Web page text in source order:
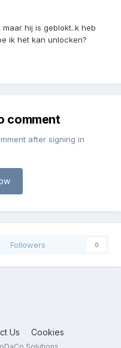
hij is geblokt..k heb
ik het kan unlocken?
comment
after signing in
Followers 0
Us Cookies